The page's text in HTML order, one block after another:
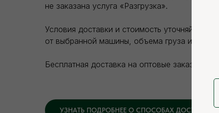
не заказана услуга «Разгрузка».
Условия доставки и стоимость уточняйте
от выбранной машины, объема груза и зоны
Бесплатная доставка на оптовые заказы.
УЗНАТЬ ПОДРОБНЕЕ О СПОСОБАХ ДОСТАВКИ